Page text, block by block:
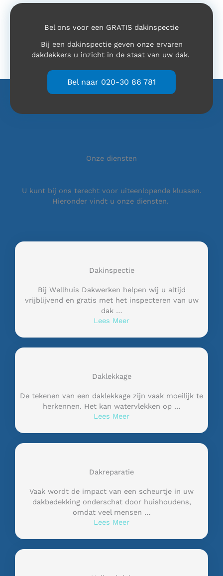
Bel ons voor een GRATIS dakinspectie
Bij een dakinspectie geven onze ervaren
dakdekkers u inzicht in de staat van uw dak.
Bel naar 020-30 86 781
Onze diensten
U kunt bij ons terecht voor uiteenlopende klussen.
Hieronder vindt u onze diensten.
Dakinspectie
Bij Wellhuis Dakwerken helpen wij u altijd
vrijblijvend en gratis met het inspecteren van uw
dak …
Lees Meer
Daklekkage
De tekenen van een daklekkage zijn vaak moeilijk te
herkennen. Het kan watervlekken op …
Lees Meer
Dakreparatie
Vaak wordt de impact van een scheurtje in uw
dakbedekking onderschat door huishoudens,
omdat veel mensen …
Lees Meer